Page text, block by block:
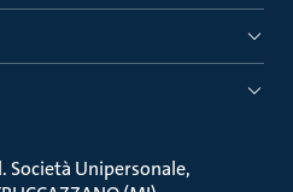
Società Unipersonale